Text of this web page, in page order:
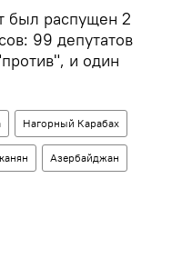
был распущен 2
99 депутатов
и один
Нагорный Карабах
Азербайджан